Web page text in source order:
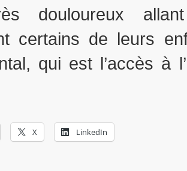
douloureux
certains de leurs
qui est l’accès à
X LinkedIn